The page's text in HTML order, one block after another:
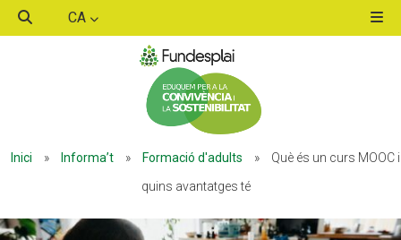
CA
Inici » Informa’t » Formació d'adults »
Què és un curs MOOC i
quins avantatges té
ACTIVITATS D'ESTIU
MÓN ESCOLAR